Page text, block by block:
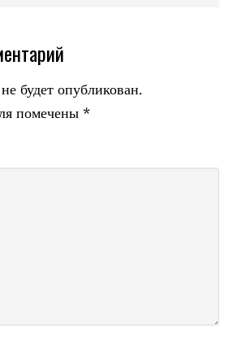
будет опубликован.
помечены*